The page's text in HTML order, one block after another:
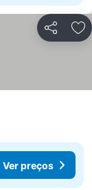
Partilhar
Ver preços